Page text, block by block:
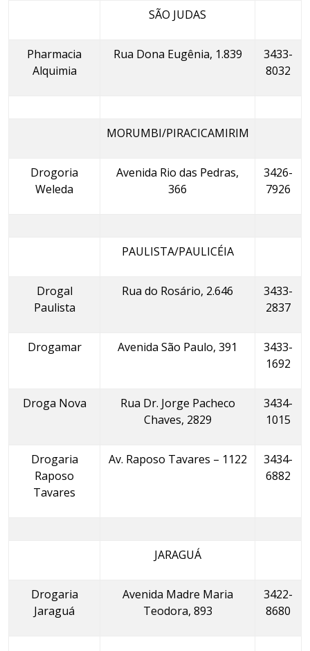
SÃO JUDAS
Pharmacia
Alquimia
Rua Dona Eugênia, 1.839
3433-
8032
MORUMBI/PIRACICAMIRIM
Drogoria
Weleda
Avenida Rio das Pedras,
366
3426-
7926
PAULISTA/PAULICÉIA
Drogal
Paulista
Rua do Rosário, 2.646
3433-
2837
Drogamar Avenida São Paulo, 391
3433-
1692
Droga Nova
Rua Dr. Jorge Pacheco
Chaves, 2829
3434-
1015
Drogaria
Raposo
Tavares
Av. Raposo Tavares – 1122
3434-
6882
JARAGUÁ
Drogaria
Jaraguá
Avenida Madre Maria
Teodora, 893
3422-
8680